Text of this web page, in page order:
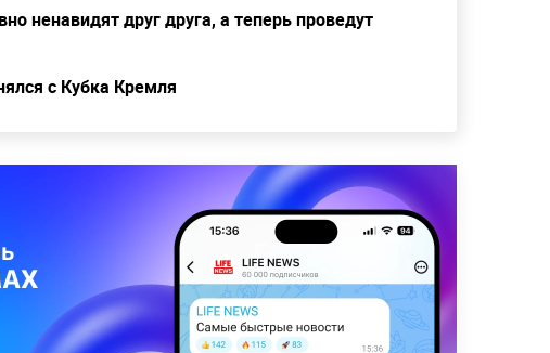
ненавидят друг друга, а теперь проведут
с Кубка Кремля